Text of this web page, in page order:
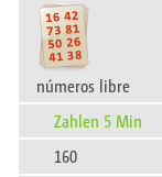
números libre
Zahlen 5 Min
160